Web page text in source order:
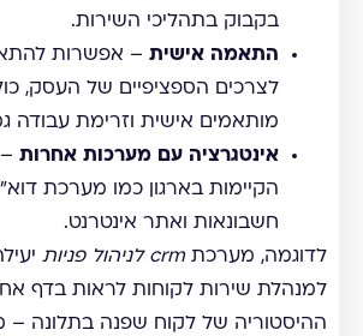
בקבוק בתהליכי השירות.
התאמה אישית – אפשרות
לצרכים הספציפיים של העסק,
מותאמים אישית וזרימת עבודה
אינטגרציה עם מערכות אחרות
הקיימות בארגון כמו מערכת
חשבונאות ואתר אינטרנט.
לדוגמה, מערכתcrm לניהול פניות
למנהלת שירות לקוחות לראות בדף
ההיסטוריה של לקוח שפנה בתלונה